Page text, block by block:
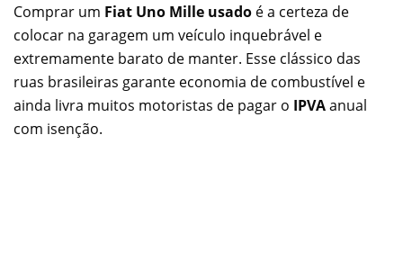
Comprar um Fiat Uno Mille usado é a certeza de
colocar na garagem um veículo inquebrável e
extremamente barato de manter. Esse clássico das
ruas brasileiras garante economia de combustível e
ainda livra muitos motoristas de pagar o IPVAanual
com isenção.